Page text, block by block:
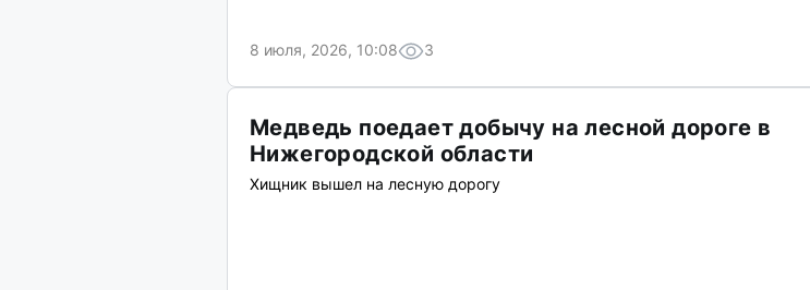
8 июля, 2026, 10:08 3
Медведь поедает добычу на лесной дороге в
Нижегородской области
Хищник вышел на лесную дорогу